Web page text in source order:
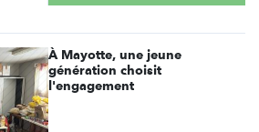
À Mayotte, une jeune
génération choisit
l'engagement